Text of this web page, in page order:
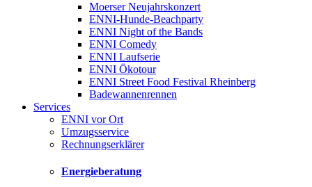
Moerser Neujahrskonzert
ENNI-Hunde-Beachparty
ENNI Night of the Bands
ENNI Comedy
ENNI Laufserie
ENNI Ökotour
ENNI Street Food Festival Rheinberg
Badewannenrennen
Services
ENNI vor Ort
Umzugsservice
Rechnungserklärer
Energieberatung